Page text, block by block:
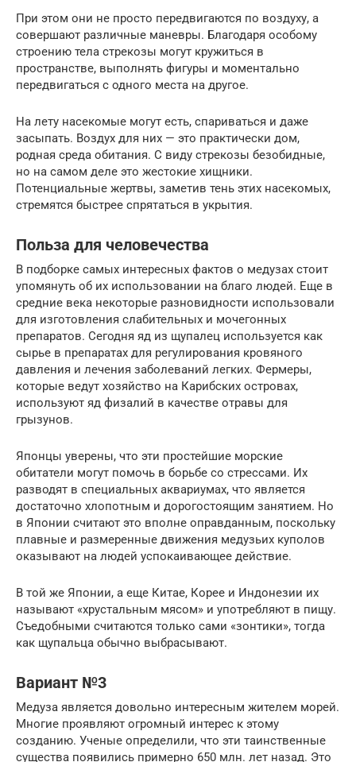
При этом они не просто передвигаются по воздуху, а
совершают различные маневры. Благодаря особому
строению тела стрекозы могут кружиться в
пространстве, выполнять фигуры и моментально
передвигаться с одного места на другое.
На лету насекомые могут есть, спариваться и даже
засыпать. Воздух для них — это практически дом,
родная среда обитания. С виду стрекозы безобидные,
но на самом деле это жестокие хищники.
Потенциальные жертвы, заметив тень этих насекомых,
стремятся быстрее спрятаться в укрытия.
Польза для человечества
В подборке самых интересных фактов о медузах стоит
упомянуть об их использовании на благо людей. Еще в
средние века некоторые разновидности использовали
для изготовления слабительных и мочегонных
препаратов. Сегодня яд из щупалец используется как
сырье в препаратах для регулирования кровяного
давления и лечения заболеваний легких. Фермеры,
которые ведут хозяйство на Карибских островах,
используют яд физалий в качестве отравы для
грызунов.
Японцы уверены, что эти простейшие морские
обитатели могут помочь в борьбе со стрессами. Их
разводят в специальных аквариумах, что является
достаточно хлопотным и дорогостоящим занятием. Но
в Японии считают это вполне оправданным, поскольку
плавные и размеренные движения медузьих куполов
оказывают на людей успокаивающее действие.
В той же Японии, а еще Китае, Корее и Индонезии их
называют «хрустальным мясом» и употребляют в пищу.
Съедобными считаются только сами «зонтики», тогда
как щупальца обычно выбрасывают.
Вариант №3
Медуза является довольно интересным жителем морей.
Многие проявляют огромный интерес к этому
созданию. Ученые определили, что эти таинственные
существа появились примерно 650 млн. лет назад. Это